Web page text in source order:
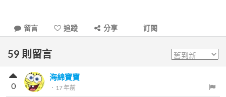
留言 追蹤 分享 訂閱
59 則留言
海綿寶寶
． 17 年前
0